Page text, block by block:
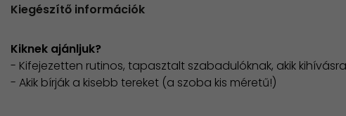
Kiegészítő információk
Kiknek ajánljuk?
- Kifejezetten rutinos, tapasztalt szabadulóknak, akik
- Akik bírják a kisebb tereket (a szoba kis méretű!)